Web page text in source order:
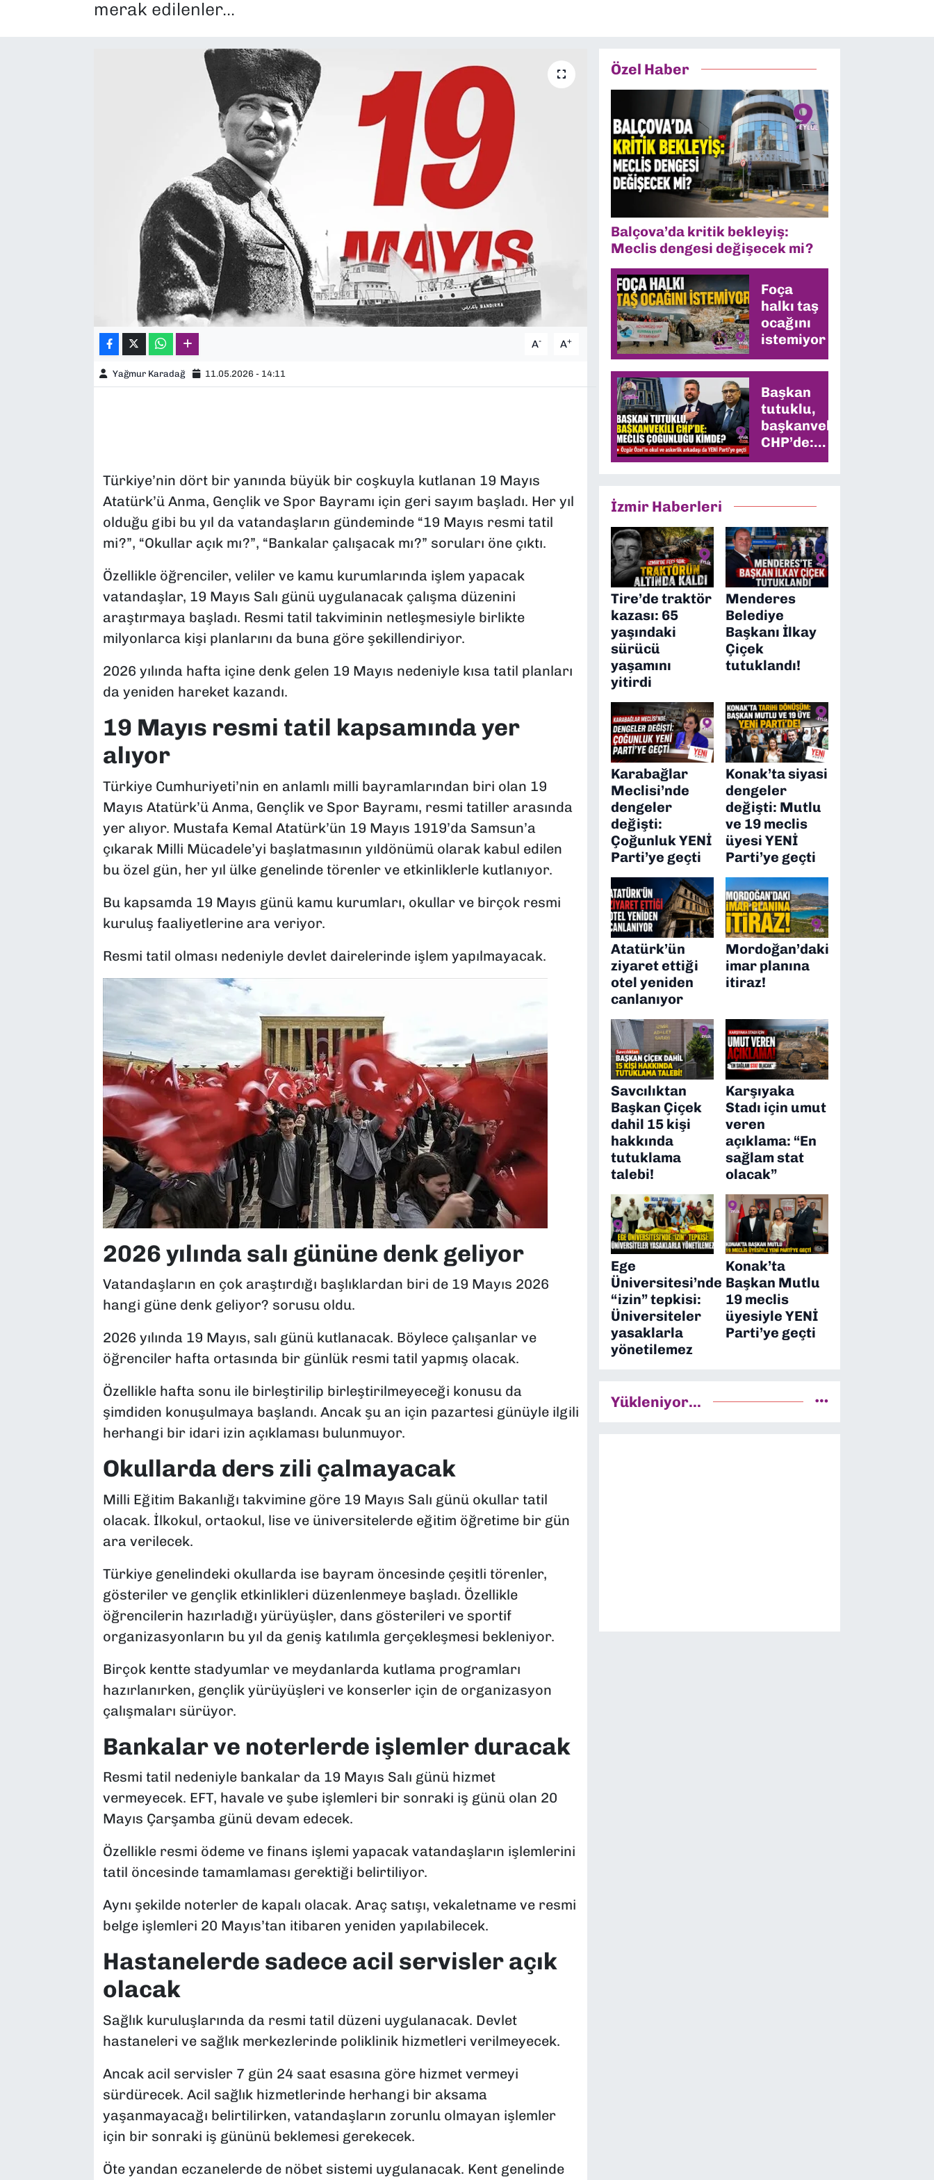
merak edilenler…
A- A+
Yağmur Karadağ 11.05.2026 - 14:11
Türkiye’nin dört bir yanında büyük bir coşkuyla kutlanan 19 Mayıs
Atatürk’ü Anma, Gençlik ve Spor Bayramı için geri sayım başladı. Her yıl
olduğu gibi bu yıl da vatandaşların gündeminde “19 Mayıs resmi tatil
mi?”, “Okullar açık mı?”, “Bankalar çalışacak mı?” soruları öne çıktı.
Özellikle öğrenciler, veliler ve kamu kurumlarında işlem yapacak
vatandaşlar, 19 Mayıs Salı günü uygulanacak çalışma düzenini
araştırmaya başladı. Resmi tatil takviminin netleşmesiyle birlikte
milyonlarca kişi planlarını da buna göre şekillendiriyor.
2026 yılında hafta içine denk gelen 19 Mayıs nedeniyle kısa tatil planları
da yeniden hareket kazandı.
19 Mayıs resmi tatil kapsamında yer
alıyor
Türkiye Cumhuriyeti’nin en anlamlı milli bayramlarından biri olan 19
Mayıs Atatürk’ü Anma, Gençlik ve Spor Bayramı, resmi tatiller arasında
yer alıyor. Mustafa Kemal Atatürk’ün 19 Mayıs 1919’da Samsun’a
çıkarak Milli Mücadele’yi başlatmasının yıldönümü olarak kabul edilen
bu özel gün, her yıl ülke genelinde törenler ve etkinliklerle kutlanıyor.
Bu kapsamda 19 Mayıs günü kamu kurumları, okullar ve birçok resmi
kuruluş faaliyetlerine ara veriyor.
Resmi tatil olması nedeniyle devlet dairelerinde işlem yapılmayacak.
2026 yılında salı gününe denk geliyor
Vatandaşların en çok araştırdığı başlıklardan biri de 19 Mayıs 2026
hangi güne denk geliyor? sorusu oldu.
2026 yılında 19 Mayıs, salı günü kutlanacak. Böylece çalışanlar ve
öğrenciler hafta ortasında bir günlük resmi tatil yapmış olacak.
Özellikle hafta sonu ile birleştirilip birleştirilmeyeceği konusu da
şimdiden konuşulmaya başlandı. Ancak şu an için pazartesi günüyle ilgili
herhangi bir idari izin açıklaması bulunmuyor.
Okullarda ders zili çalmayacak
Milli Eğitim Bakanlığı takvimine göre 19 Mayıs Salı günü okullar tatil
olacak. İlkokul, ortaokul, lise ve üniversitelerde eğitim öğretime bir gün
ara verilecek.
Türkiye genelindeki okullarda ise bayram öncesinde çeşitli törenler,
gösteriler ve gençlik etkinlikleri düzenlenmeye başladı. Özellikle
öğrencilerin hazırladığı yürüyüşler, dans gösterileri ve sportif
organizasyonların bu yıl da geniş katılımla gerçekleşmesi bekleniyor.
Birçok kentte stadyumlar ve meydanlarda kutlama programları
hazırlanırken, gençlik yürüyüşleri ve konserler için de organizasyon
çalışmaları sürüyor.
Bankalar ve noterlerde işlemler duracak
Resmi tatil nedeniyle bankalar da 19 Mayıs Salı günü hizmet
vermeyecek. EFT, havale ve şube işlemleri bir sonraki iş günü olan 20
Mayıs Çarşamba günü devam edecek.
Özellikle resmi ödeme ve finans işlemi yapacak vatandaşların işlemlerini
tatil öncesinde tamamlaması gerektiği belirtiliyor.
Aynı şekilde noterler de kapalı olacak. Araç satışı, vekaletname ve resmi
belge işlemleri 20 Mayıs’tan itibaren yeniden yapılabilecek.
Hastanelerde sadece acil servisler açık
olacak
Sağlık kuruluşlarında da resmi tatil düzeni uygulanacak. Devlet
hastaneleri ve sağlık merkezlerinde poliklinik hizmetleri verilmeyecek.
Ancak acil servisler 7 gün 24 saat esasına göre hizmet vermeyi
sürdürecek. Acil sağlık hizmetlerinde herhangi bir aksama
yaşanmayacağı belirtilirken, vatandaşların zorunlu olmayan işlemler
için bir sonraki iş gününü beklemesi gerekecek.
Öte yandan eczanelerde de nöbet sistemi uygulanacak. Kent genelinde
Özel Haber
Balçova’da kritik bekleyiş:
Meclis dengesi değişecek mi?
Foça
halkı taş
ocağını
istemiyor
Başkan
tutuklu,
başkanvekili
CHP’de:
Meclis
İzmir Haberleri
Tire’de traktör
kazası: 65
yaşındaki
sürücü
yaşamını
yitirdi
Menderes
Belediye
Başkanı İlkay
Çiçek
tutuklandı!
Karabağlar
Meclisi’nde
dengeler
değişti:
Çoğunluk YENİ
Parti’ye geçti
Konak’ta siyasi
dengeler
değişti: Mutlu
ve 19 meclis
üyesi YENİ
Parti’ye geçti
Atatürk’ün
ziyaret ettiği
otel yeniden
canlanıyor
Mordoğan’daki
imar planına
itiraz!
Savcılıktan
Başkan Çiçek
dahil 15 kişi
hakkında
tutuklama
talebi!
Karşıyaka
Stadı için umut
veren
açıklama: “En
sağlam stat
olacak”
Ege
Üniversitesi’nde
“izin” tepkisi:
Üniversiteler
yasaklarla
yönetilemez
Konak’ta
Başkan Mutlu
19 meclis
üyesiyle YENİ
Parti’ye geçti
Yükleniyor...